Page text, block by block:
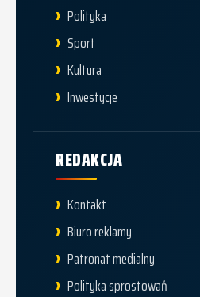
Polityka
Sport
Kultura
Inwestycje
REDAKCJA
Kontakt
Biuro reklamy
Patronat medialny
Polityka sprostowań